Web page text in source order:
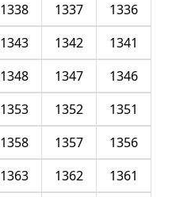
1336
1337
1338
1341
1342
1343
1346
1347
1348
1351
1352
1353
1356
1357
1358
1361
1362
1363